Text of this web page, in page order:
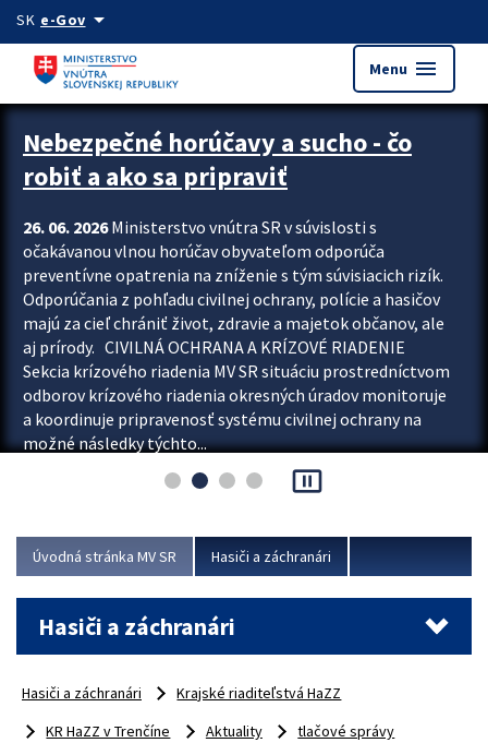
Preskocit na hlavný obsah
SK e-Govarrow_drop_down
Menu menu
Zastavit automatický posun upútavok
Nebezpečné horúčavy a sucho - čo
robiť a ako sa pripraviť
26. 06. 2026Ministerstvo vnútra SR v súvislosti s
očakávanou vlnou horúčav obyvateľom odporúča
preventívne opatrenia na zníženie s tým súvisiacich rizík.
Odporúčania z pohľadu civilnej ochrany, polície a hasičov
majú za cieľ chrániť život, zdravie a majetok občanov, ale
aj prírody. CIVILNÁ OCHRANA A KRÍZOVÉ RIADENIE
Sekcia krízového riadenia MV SR situáciu prostredníctvom
odborov krízového riadenia okresných úradov monitoruje
a koordinuje pripravenosť systému civilnej ochrany na
možné následky týchto...
pause_presentation
Úvodná stránka MV SR Hasiči a záchranári
Hasiči a záchranári
Hasiči a záchranári
Krajské riaditeľstvá HaZZ
KR HaZZ v Trenčíne
Aktuality tlačové správy